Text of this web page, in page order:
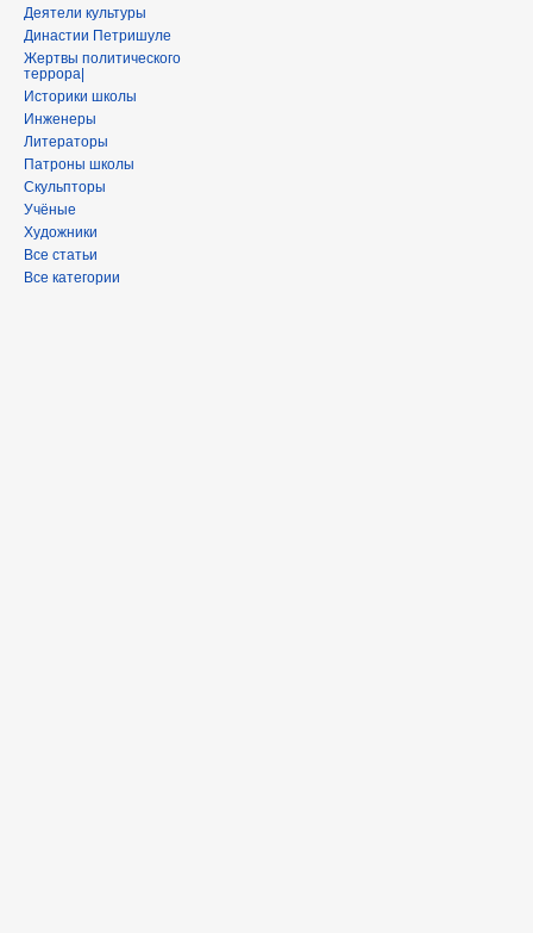
Деятели культуры
Династии Петришуле
Жертвы политического
террора|
Историки школы
Инженеры
Литераторы
Патроны школы
Скульпторы
Учёные
Художники
Все статьи
Все категории